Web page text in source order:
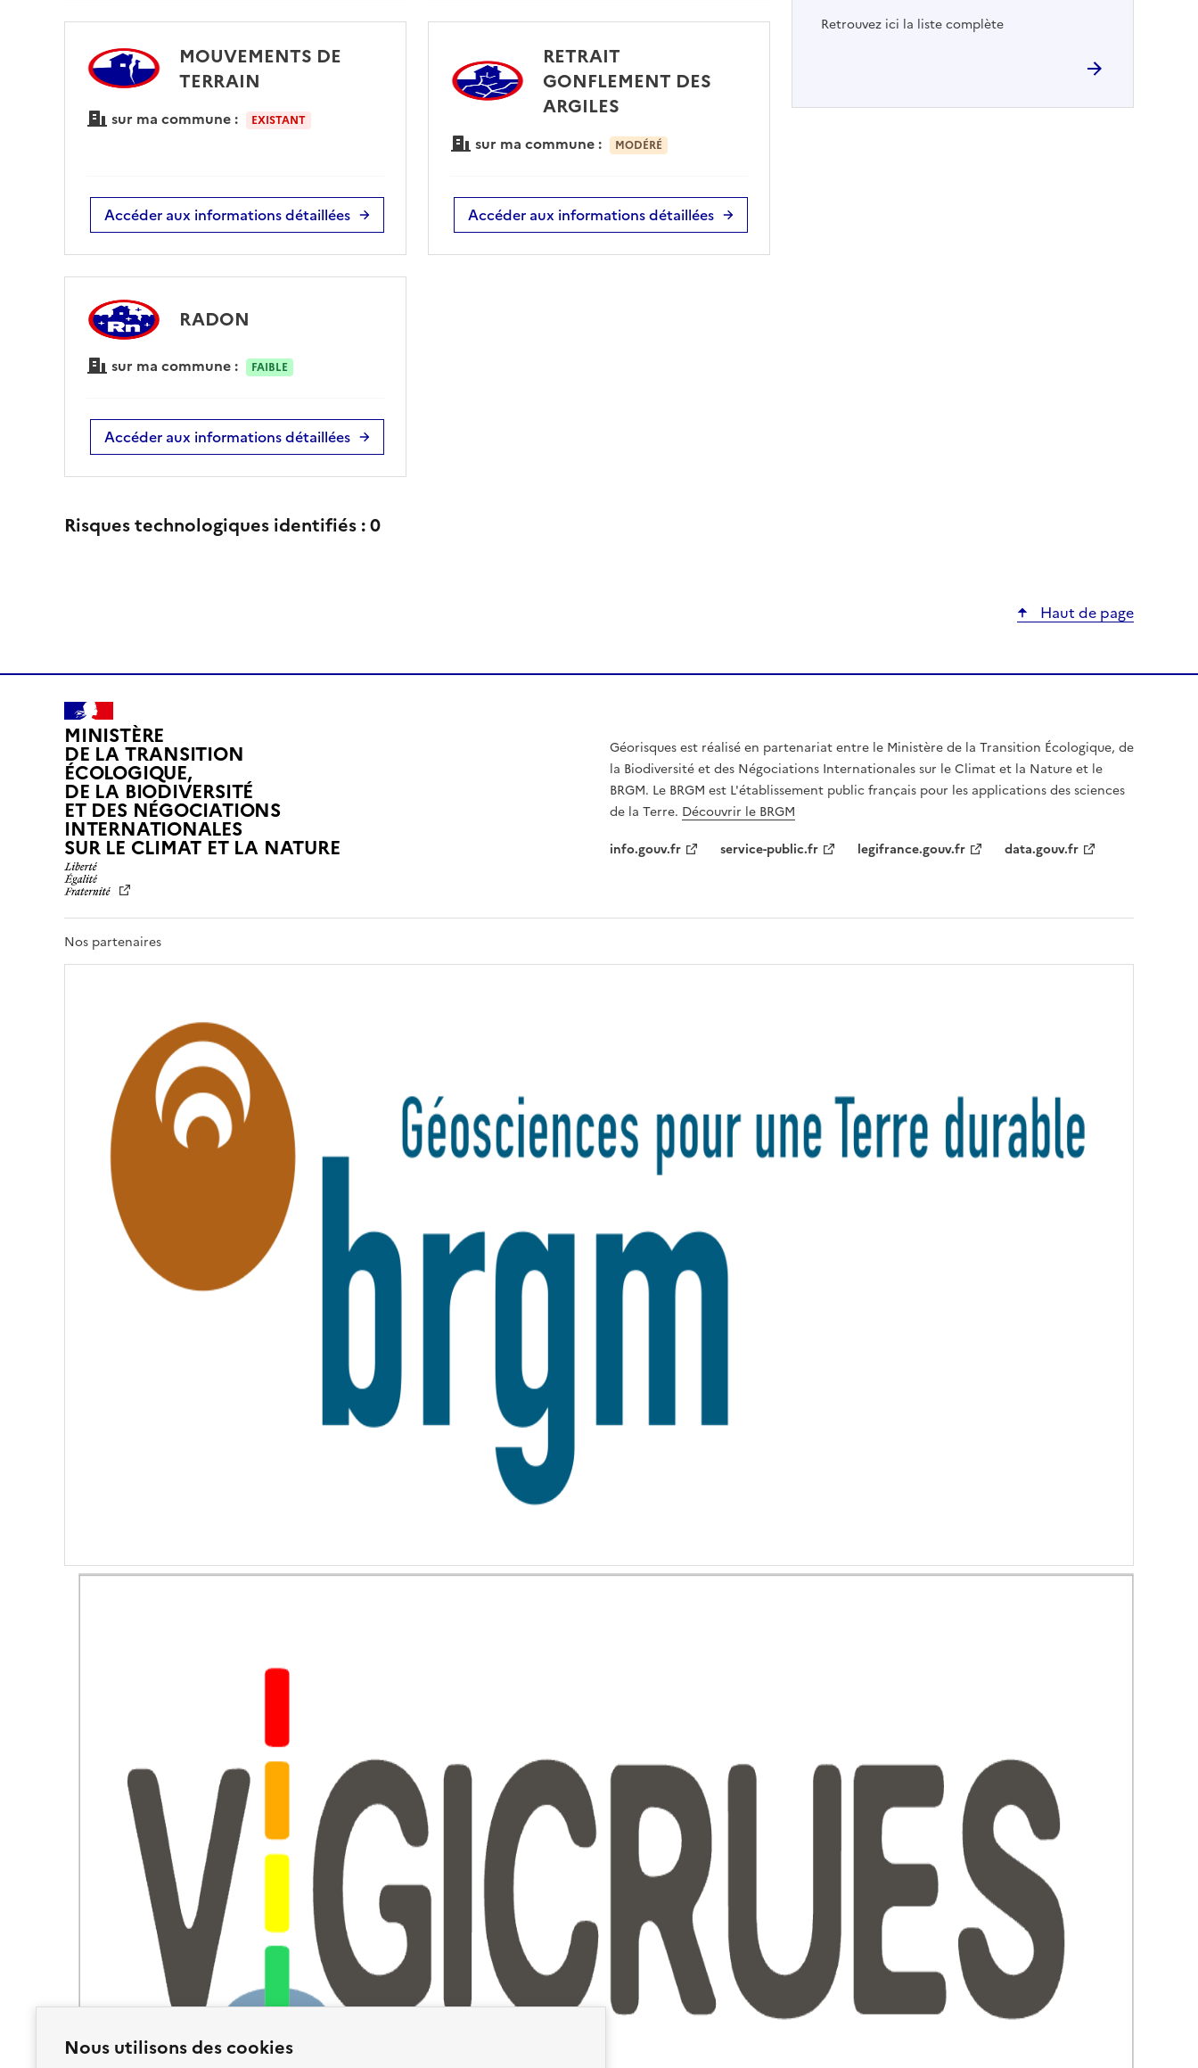
Nous utilisons des cookies
MOUVEMENTS DE
TERRAIN
sur ma commune : EXISTANT
Accéder aux informations détaillées
RETRAIT
GONFLEMENT DES
ARGILES
sur ma commune : MODÉRÉ
Accéder aux informations détaillées
RADON
sur ma commune : FAIBLE
Accéder aux informations détaillées
Risques technologiques identifiés :0
Retrouvez ici la liste complète
Haut de page
MINISTÈRE
DE LA TRANSITION
ÉCOLOGIQUE,
DE LA BIODIVERSITÉ
ET DES NÉGOCIATIONS
INTERNATIONALES
SUR LE CLIMAT ET LA NATUREL
R
É
R
R
N
T
Géorisques est réalisé en partenariat entre le Ministère de la Transition Écologique, de
la Biodiversité et des Négociations Internationales sur le Climat et la Nature et le
BRGM. Le BRGM est L'établissement public français pour les applications des sciences
de la Terre. Découvrir le BRGM
info.gouv.fr
service-public.fr legifrance.gouv.fr data.gouv.fr
Nos partenaires